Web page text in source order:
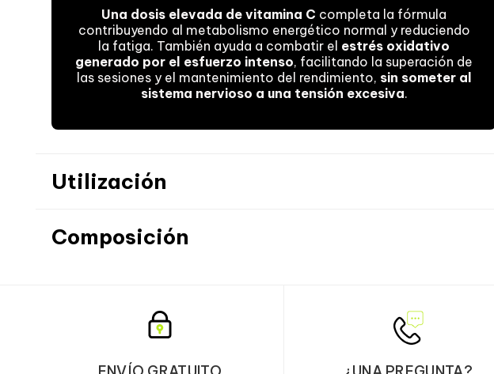
Una dosis elevada de vitamina C completa la fórmula
contribuyendo al metabolismo energético normal y reduciendo
la fatiga. También ayuda a combatir el estrés oxidativo
generado por el esfuerzo intenso, facilitando la superación de
las sesiones y el mantenimiento del rendimiento, sin someter al
sistema nervioso a una tensión excesiva.
Utilización
Composición
Valores nutricionales